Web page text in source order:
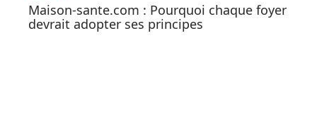
Maison-sante.com : Pourquoi chaque foyer
devrait adopter ses principes